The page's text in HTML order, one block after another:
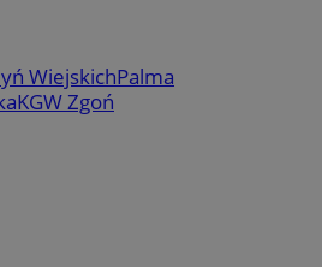
WiejskichPalma
KGW Zgoń